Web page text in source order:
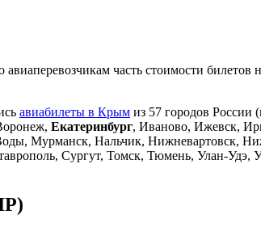
часть стоимости билетов
авиабилеты в Крым из 57 городов России
Екатеринбург, Иваново, Ижевск,
Мурманск, Нальчик, Нижневартовск,
Сургут, Томск, Тюмень, Улан-